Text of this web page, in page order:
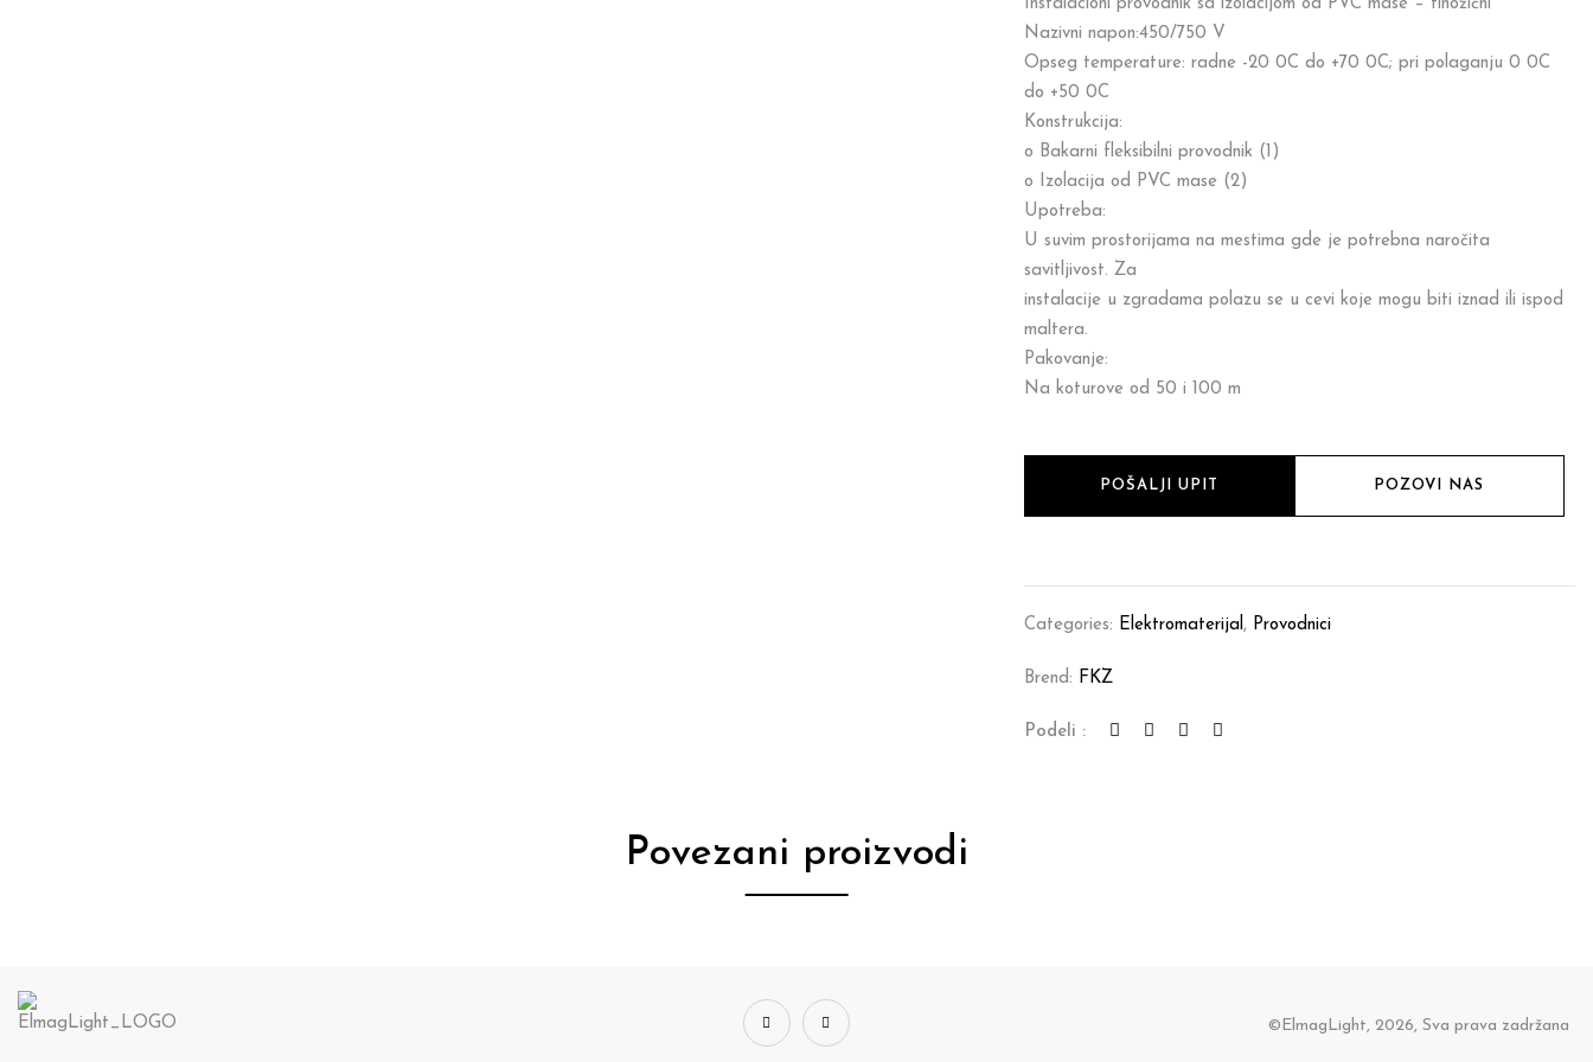
Instalacioni provodnik sa izolacijom od PVC mase – finožični
Nazivni napon:450/750 V
Opseg temperature: radne -20 0C do +70 0C; pri polaganju 0 0C
do +50 0C
Konstrukcija:
o Bakarni fleksibilni provodnik (1)
o Izolacija od PVC mase (2)
Upotreba:
U suvim prostorijama na mestima gde je potrebna naročita
savitljivost. Za
instalacije u zgradama polazu se u cevi koje mogu biti iznad ili ispod
maltera.
Pakovanje:
Na koturove od 50 i 100 m
POŠALJI UPIT POZOVI NAS
Categories: Elektromaterijal, Provodnici
Brend: FKZ
Podeli :
Povezani proizvodi
©ElmagLight, 2026, Sva prava zadržana